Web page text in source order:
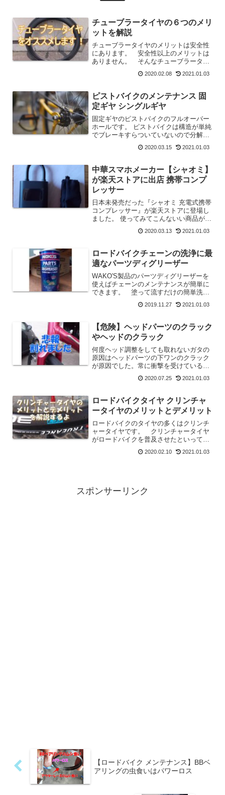
チューブラータイヤの６つのメリ
ットを解説
チューブラータイヤのメリットは安全性
にあります。 安全性以上のメリットは
ありません。 そんなチューブラータイ
るとチューブラータイヤは扱いやすいタ
2020.02.08 2021.01.03
ピストバイクのメンテナンス 固
定ギヤ シングルギヤ
固定ギヤのピストバイクのフルオーバー
ホールです。 ピストバイクは構造が単純
でブレーキすらついていないので分解す
2020.03.15 2021.01.03
中華スマホメーカー【シャオミ】
が楽天ストアに出店 携帯コンプ
レッサー
日本未発売だった『シャオミ 充電式携帯
コンプレッサー』が楽天ストアに登場し
ました。 使ってみてこんないい商品が日
たらついに日本でも手に入ります。 使
い。
2020.03.13 2021.01.03
ロードバイクチェーンの洗浄に最
適なパーツディグリーザー
WAKO'S製品のパーツディグリーザーを
使えばチェーンのメンテナンスが簡単に
できます。 塗って流すだけの簡単洗
2019.11.27 2021.01.03
【危険】ヘッドパーツのクラック
やヘッドのクラック
何度ヘッド調整をしても取れないガタの
原因はヘッドパーツの下ワンのクラック
が原因でした。常に衝撃を受けている下
ます。玉当たり調整をしてもブレーキン
クラックを疑って点検しましょう。これ
はカーボンやアルミフレームでも同じで
2020.07.25 2021.01.03
ロードバイクタイヤ クリンチャ
ータイヤのメリットとデメリット
ロードバイクのタイヤの多くはクリンチ
ャータイヤです。 クリンチャータイヤ
がロードバイクを普及させたといっても
タイヤにも多くのデメリットがあるの
2020.02.10 2021.01.03
スポンサーリンク
【ロードバイク メンテナンス】BBベ
アリングの虫食いはパワーロス